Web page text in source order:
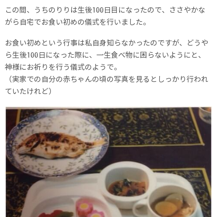
この間、うちのりりは生後100日目になったので、ささやかな
がら自宅でお食い初めの儀式を行いました。
お食い初めという行事は私自身知らなかったのですが、どうや
ら生後100日になった際に、一生食べ物に困らないようにと、
神様にお祈りを行う儀式のようで。
（実家での自分の赤ちゃんの頃の写真を見るとしっかり行われ
ていたけれど）